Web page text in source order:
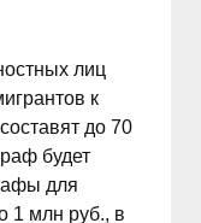
лиц
к
до 70
будет
для
1 млн руб., в